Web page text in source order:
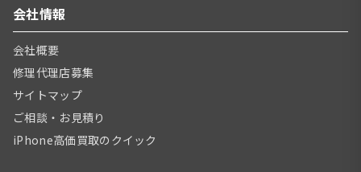
会社情報
会社概要
修理代理店募集
サイトマップ
ご相談・お見積り
iPhone高価買取のクイック